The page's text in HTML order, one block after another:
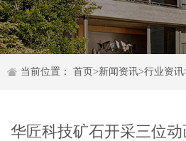
当前位置： 首页>新闻资讯>行业资讯
华匠科技矿石开采三位